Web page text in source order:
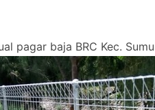
pagar baja BRC Kec.